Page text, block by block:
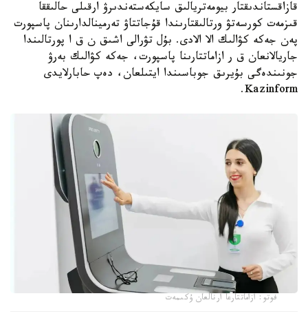
قازاقستاندىقتار بيومەتريالىق سايكەستەندىرۋ ارقىلى حالىققا
قىزمەت كورسەتۋ ورتالىقتارىندا قۇجاتتاۋ تەرمينالدارىنان پاسپورت
پەن جەكە كۋالىك الا الادى. بۇل تۋرالى اشىق ن ق ا پورتالىندا
جاريالانعان ق ر ازاماتتارىنا پاسپورت، جەكە كۋالىك بەرۋ
جونىندەگى بۇيرىق جوباسىندا ايتىلعان، دەپ حابارلايدى
Kazinform.
فوتو: ازاماتتارعا ارنالعان ۇكىمەت